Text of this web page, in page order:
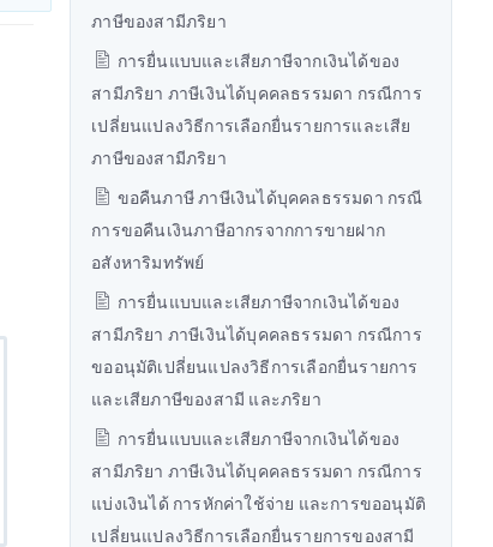
ภาษีของสามีภริยา
การยื่นแบบและเสียภาษีจากเงินได้ของ
สามีภริยา ภาษีเงินได้บุคคลธรรมดา กรณีการ
เปลี่ยนแปลงวิธีการเลือกยื่นรายการและเสีย
ภาษีของสามีภริยา
ขอคืนภาษี ภาษีเงินได้บุคคลธรรมดา กรณี
การขอคืนเงินภาษีอากรจากการขายฝาก
อสังหาริมทรัพย์
การยื่นแบบและเสียภาษีจากเงินได้ของ
สามีภริยา ภาษีเงินได้บุคคลธรรมดา กรณีการ
ขออนุมัติเปลี่ยนแปลงวิธีการเลือกยื่นรายการ
และเสียภาษีของสามี และภริยา
การยื่นแบบและเสียภาษีจากเงินได้ของ
สามีภริยา ภาษีเงินได้บุคคลธรรมดา กรณีการ
แบ่งเงินได้ การหักค่าใช้จ่าย และการขออนุมัติ
เปลี่ยนแปลงวิธีการเลือกยื่นรายการของสามี